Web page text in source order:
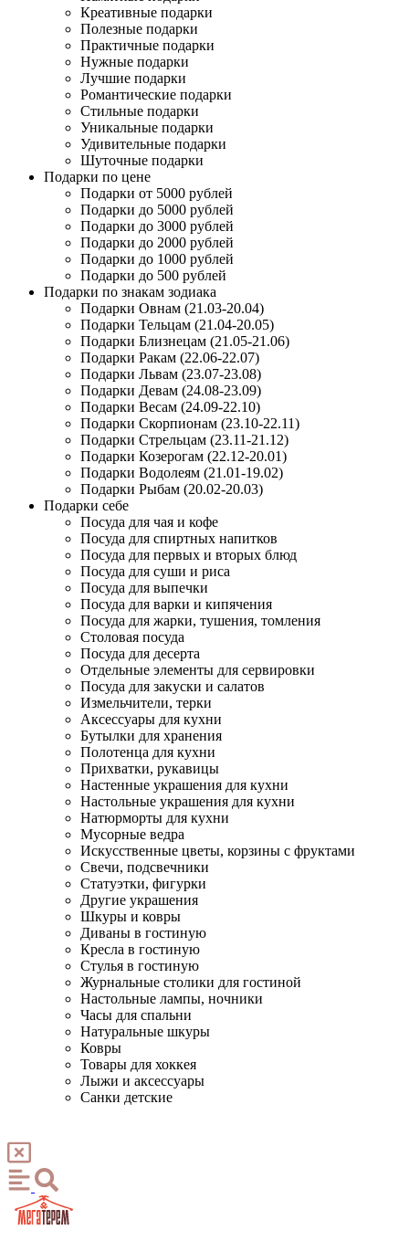
Креативные подарки
Полезные подарки
Практичные подарки
Нужные подарки
Лучшие подарки
Романтические подарки
Стильные подарки
Уникальные подарки
Удивительные подарки
Шуточные подарки
Подарки по цене
Подарки от 5000 рублей
Подарки до 5000 рублей
Подарки до 3000 рублей
Подарки до 2000 рублей
Подарки до 1000 рублей
Подарки до 500 рублей
Подарки по знакам зодиака
Подарки Овнам (21.03-20.04)
Подарки Тельцам (21.04-20.05)
Подарки Близнецам (21.05-21.06)
Подарки Ракам (22.06-22.07)
Подарки Львам (23.07-23.08)
Подарки Девам (24.08-23.09)
Подарки Весам (24.09-22.10)
Подарки Скорпионам (23.10-22.11)
Подарки Стрельцам (23.11-21.12)
Подарки Козерогам (22.12-20.01)
Подарки Водолеям (21.01-19.02)
Подарки Рыбам (20.02-20.03)
Подарки себе
Посуда для чая и кофе
Посуда для спиртных напитков
Посуда для первых и вторых блюд
Посуда для суши и риса
Посуда для выпечки
Посуда для варки и кипячения
Посуда для жарки, тушения, томления
Столовая посуда
Посуда для десерта
Отдельные элементы для сервировки
Посуда для закуски и салатов
Измельчители, терки
Аксессуары для кухни
Бутылки для хранения
Полотенца для кухни
Прихватки, рукавицы
Настенные украшения для кухни
Настольные украшения для кухни
Натюрморты для кухни
Мусорные ведра
Искусственные цветы, корзины с фруктами
Свечи, подсвечники
Статуэтки, фигурки
Другие украшения
Шкуры и ковры
Диваны в гостиную
Кресла в гостиную
Стулья в гостиную
Журнальные столики для гостиной
Настольные лампы, ночники
Часы для спальни
Натуральные шкуры
Ковры
Товары для хоккея
Лыжи и аксессуары
Санки детские